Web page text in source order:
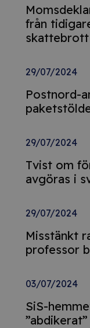
från
skattebrott
29/07/2024
Postnord-
29/07/2024
Tvist om
avgöras i
29/07/2024
Misstänkt
professor
03/07/2024
SiS-